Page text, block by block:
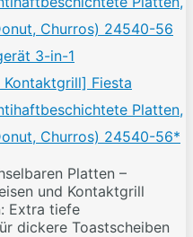
3-in-1
Kontaktgrill] Fiesta
Platten,
Churros) 24540-56*
Platten –
und Kontaktgrill
Extra tiefe
dickere Toastscheiben